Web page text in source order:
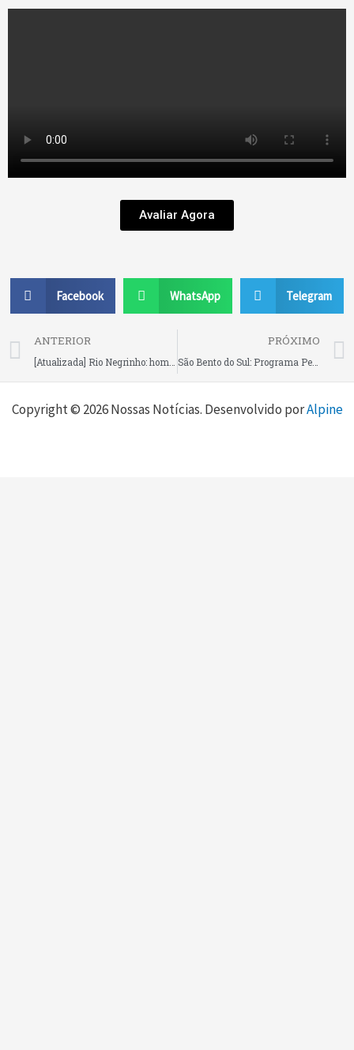
Avaliar Agora
Facebook WhatsApp Telegram
Prev
ANTERIOR
[Atualizada] Rio Negrinho: homem tem parada cardiorrespiratória e mulher fica ferida após atropelamento na BR-280; motorista fugiu do local
PRÓXIMO
São Bento do Sul: Programa Pet Levado a Sério leva mutirão de castração aos bairros Cruzeiro, Oxford e região
Copyright © 2026 Nossas Notícias. Desenvolvido porAlpine